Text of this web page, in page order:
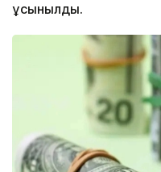
ұсынылды.